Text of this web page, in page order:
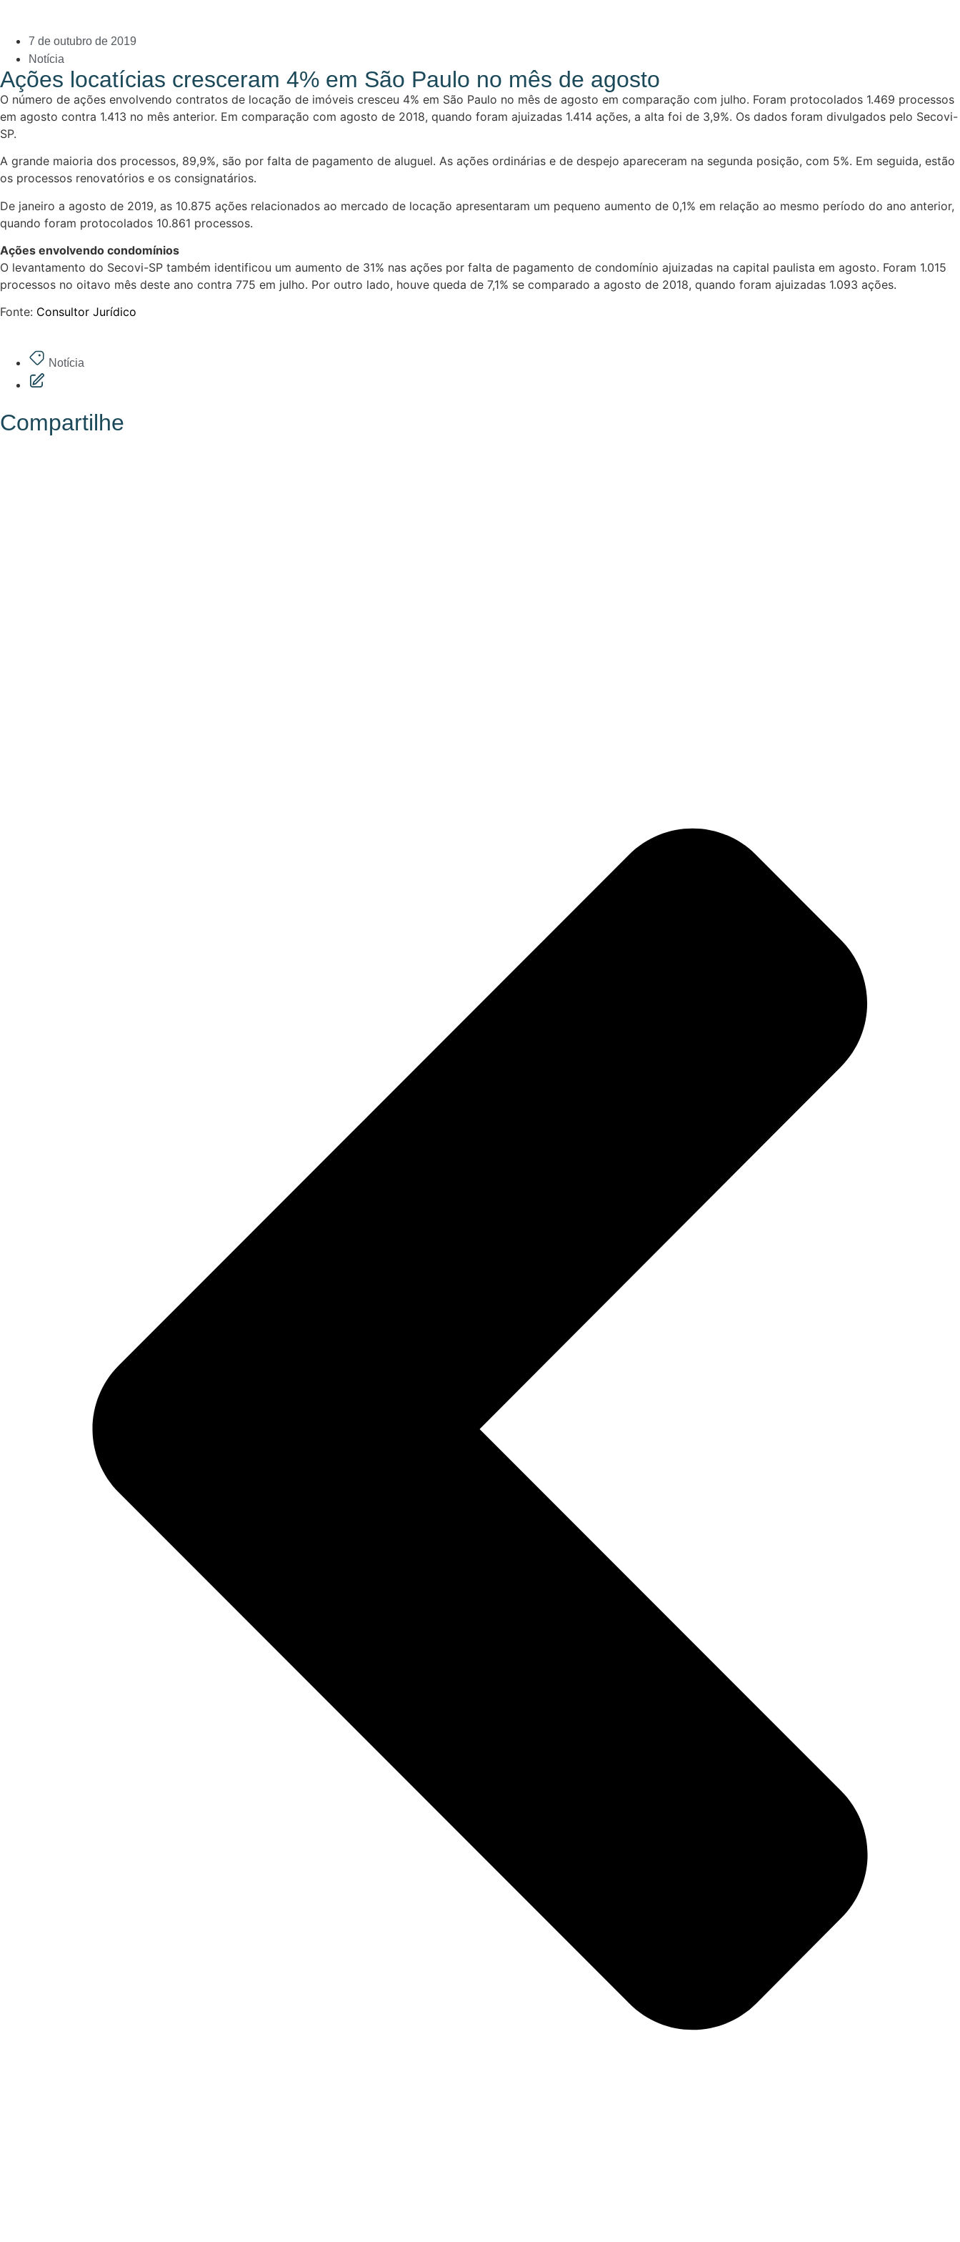
7 de outubro de 2019
Notícia
Ações locatícias cresceram 4% em São Paulo no mês de agosto
O número de ações envolvendo contratos de locação de imóveis cresceu 4% em São Paulo no mês de agosto em comparação com julho. Foram protocolados 1.469 processos
em agosto contra 1.413 no mês anterior. Em comparação com agosto de 2018, quando foram ajuizadas 1.414 ações, a alta foi de 3,9%. Os dados foram divulgados pelo Secovi-
SP.
A grande maioria dos processos, 89,9%, são por falta de pagamento de aluguel. As ações ordinárias e de despejo apareceram na segunda posição, com 5%. Em seguida, estão
os processos renovatórios e os consignatários.
De janeiro a agosto de 2019, as 10.875 ações relacionados ao mercado de locação apresentaram um pequeno aumento de 0,1% em relação ao mesmo período do ano anterior,
quando foram protocolados 10.861 processos.
Ações envolvendo condomínios
O levantamento do Secovi-SP também identificou um aumento de 31% nas ações por falta de pagamento de condomínio ajuizadas na capital paulista em agosto. Foram 1.015
processos no oitavo mês deste ano contra 775 em julho. Por outro lado, houve queda de 7,1% se comparado a agosto de 2018, quando foram ajuizadas 1.093 ações.
Fonte: Consultor Jurídico
Notícia
Compartilhe